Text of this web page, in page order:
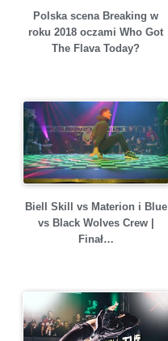
Polska scena Breaking w
roku 2018 oczami Who Got
The Flava Today?
Biell Skill vs Materion i Blue
vs Black Wolves Crew |
Finał…